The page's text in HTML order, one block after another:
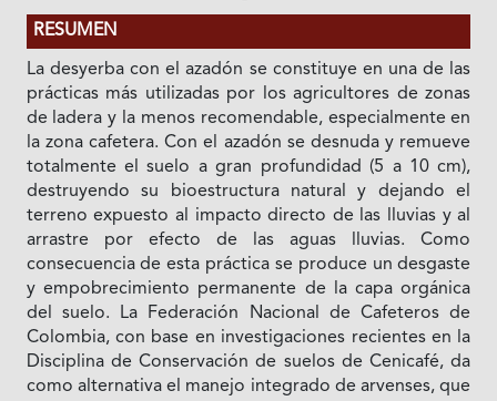
RESUMEN
La desyerba con el azadón se constituye en una de las
prácticas más utilizadas por los agricultores de zonas
de ladera y la menos recomendable, especialmente en
la zona cafetera. Con el azadón se desnuda y remueve
totalmente el suelo a gran profundidad (5 a 10 cm),
destruyendo su bioestructura natural y dejando el
terreno expuesto al impacto directo de las lluvias y al
arrastre por efecto de las aguas lluvias. Como
consecuencia de esta práctica se produce un desgaste
y empobrecimiento permanente de la capa orgánica
del suelo. La Federación Nacional de Cafeteros de
Colombia, con base en investigaciones recientes en la
Disciplina de Conservación de suelos de Cenicafé, da
como alternativa el manejo integrado de arvenses, que